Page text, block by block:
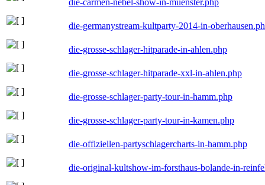
die-germanystream-kultparty-2014-in-
die-grosse-schlager-hitparade-in-ahlen.php
die-grosse-schlager-hitparade-xxl-in-ahlen.php
die-grosse-schlager-party-tour-in-hamm.php
die-grosse-schlager-party-tour-in-kamen.php
die-offiziellen-partyschlagercharts-in-hamm.php
die-original-kultshow-im-forsthaus-bolande-in-